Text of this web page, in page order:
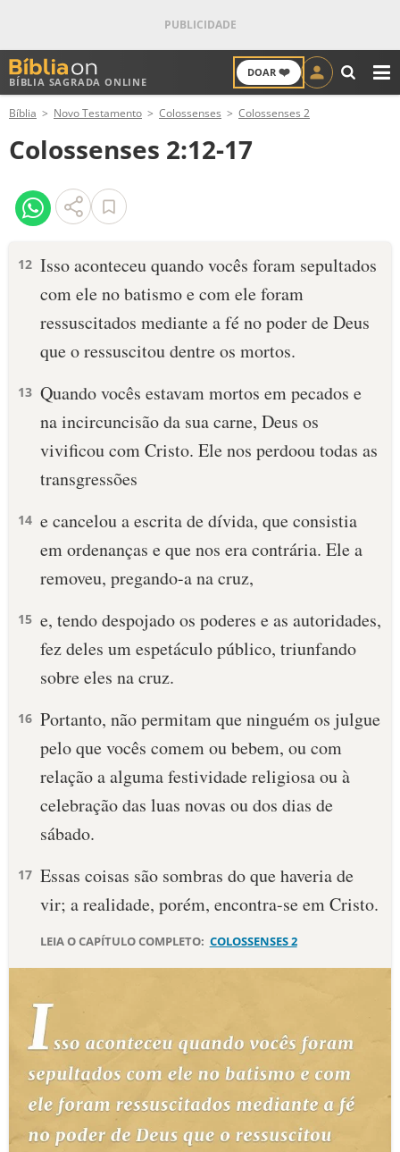
BÍBLIA SAGRADA ONLINE
DOAR ❤️
ANTIGO TESTAMENTO
NOVO TESTAMENTO
VERSÍCULOS
PALAVRA DO DIA
DEVOCIONAL DIÁRIO
10 MANDAMENTOS
ESTUDOS BÍBLICOS
ESBOÇOS DE PREGAÇÃO
PERGUNTE À BÍBLIA IA
JOGOS
LOJA BÍBLIAON
Bíblia Novo Testamento Colossenses Colossenses 2
Colossenses 2:12-17
12 Isso aconteceu quando vocês foram sepultados
com ele no batismo e com ele foram
ressuscitados mediante a fé no poder de Deus
que o ressuscitou dentre os mortos.
13 Quando vocês estavam mortos em pecados e
na incircuncisão da sua carne, Deus os
vivificou com Cristo. Ele nos perdoou todas as
transgressões
14 e cancelou a escrita de dívida, que consistia
em ordenanças e que nos era contrária. Ele a
removeu, pregando-a na cruz,
15 e, tendo despojado os poderes e as autoridades,
fez deles um espetáculo público, triunfando
sobre eles na cruz.
16 Portanto, não permitam que ninguém os julgue
pelo que vocês comem ou bebem, ou com
relação a alguma festividade religiosa ou à
celebração das luas novas ou dos dias de
sábado.
17 Essas coisas são sombras do que haveria de
vir; a realidade, porém, encontra-se em Cristo.
LEIA O CAPÍTULO COMPLETO: COLOSSENSES 2